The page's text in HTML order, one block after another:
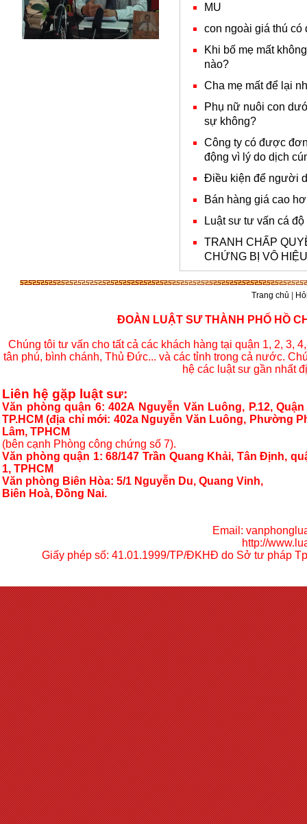
MU
con ngoài giá thú
Khi bố mẹ mất
nào?
Cha mẹ mất để lại
Phụ nữ nuôi con
sự không?
Công ty có được
động vì lý do dịch
Điều kiện để người
Bán hàng giá cao
Luật sư tư vấn cá
TRANH CHẤP
CHỨNG BỊ VÔ HIỆU
Trang chủ
ĐOÀN LUẬT SƯ THÀNH PHỐ HỒ
Chúng tôi tư vấn cho tất cả các khách hàng tại quận 1, 2, 3,
tân phú, bình chánh, Thủ Đức... và các tỉnh trong cả nước.
hệ các luật sư gần nhất
Liên hệ gặp luật sư:
Văn phòng quận 6: 402A Nguyễn Văn Luông, P.12, Quận
TP.HCM (địa chỉ mới: 402a Nguyễn Văn Luông, Phường
Lâm, TPHCM
(bên cạnh Phòng công chứng số 7).
Văn phòng quận 1: 68/147 Trần Quang Khải, Tân Định,
1, TPHCM
Văn phòng Biên Hòa: 5/1 Nguyễn Du, Quang Vinh,
Biên Hoà, Đồng Nai.
Email:
http://
Giấy phép số: 41.01.1999/TP/ĐKHĐ do Sở tư pháp